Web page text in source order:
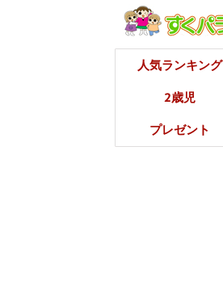
人気ランキング
2歳児
プレゼント